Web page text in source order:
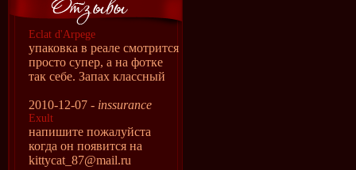
Eclat d'Arpege
упаковка в реале смотрится
просто супер, а на фотке
так себе. Запах классный
2010-12-07 - inssurance
Exult
напишите пожалуйста
когда он появится на
kittycat_87@mail.ru